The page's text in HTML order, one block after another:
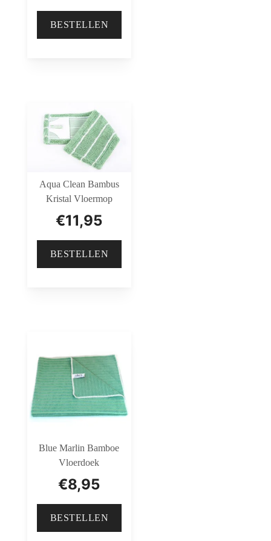
BESTELLEN
Aqua Clean Bambus
Kristal Vloermop
€11,95
BESTELLEN
Blue Marlin Bamboe
Vloerdoek
€8,95
BESTELLEN